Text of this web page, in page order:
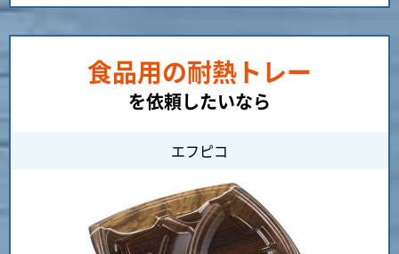
食品用の耐熱トレー
を依頼したいなら
エフピコ